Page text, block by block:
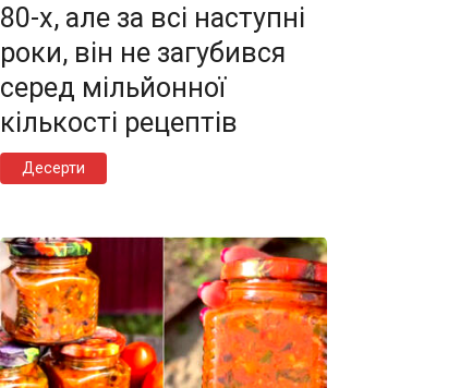
80-х, але за всі наступні
роки, він не загубився
серед мільйонної
кількості рецептів
Десерти